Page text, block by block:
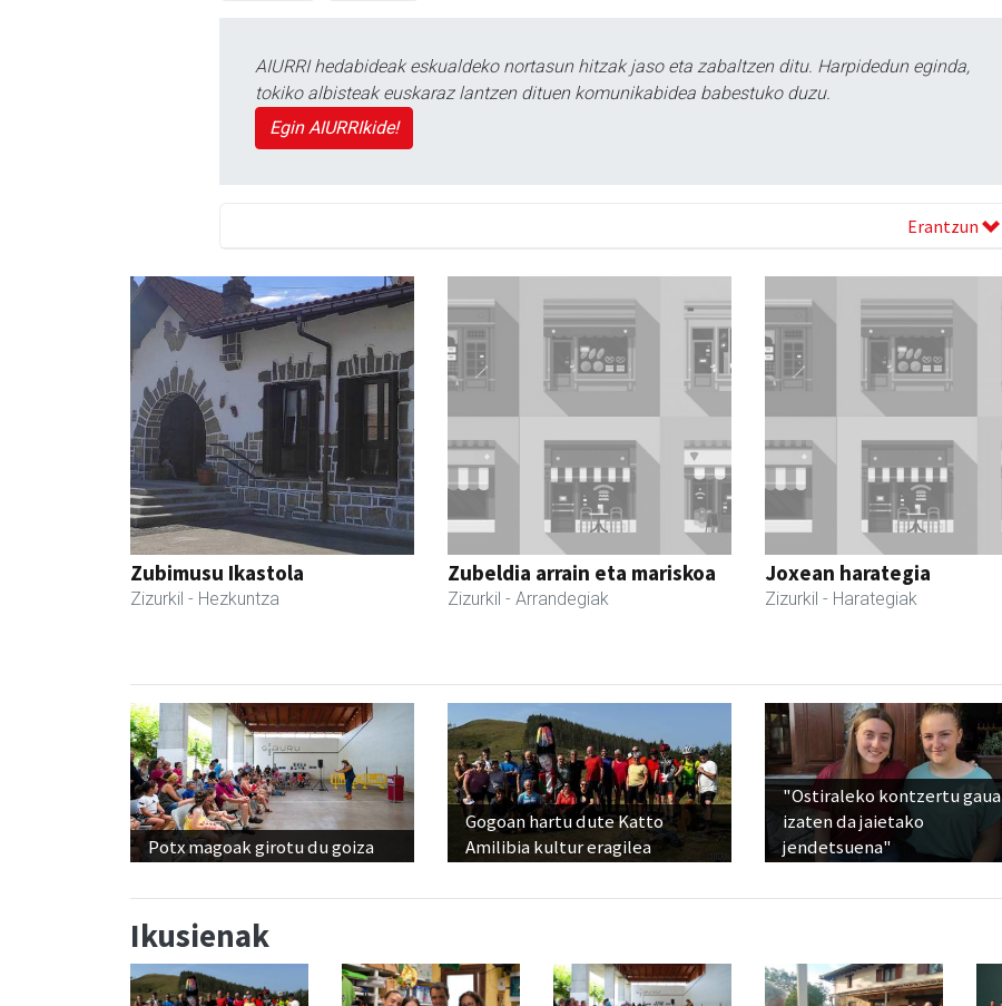
AIURRI hedabideak eskualdeko nortasun hitzak jaso eta zabaltzen ditu. Harpidedun eginda,
tokiko albisteak euskaraz lantzen dituen komunikabidea babestuko duzu.
Egin AIURRIkide!
Erantzun
Zubimusu Ikastola
Zizurkil - Hezkuntza
Zubeldia arrain eta mariskoa
Zizurkil - Arrandegiak
Joxean harategia
Zizurkil - Harategiak
Potx magoak girotu du goiza
Gogoan hartu dute Katto
Amilibia kultur eragilea
"Ostiraleko kontzertu gaua
izaten da jaietako
jendetsuena"
Ikusienak